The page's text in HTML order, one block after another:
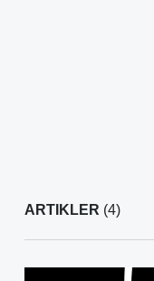
ARTIKLER (4)